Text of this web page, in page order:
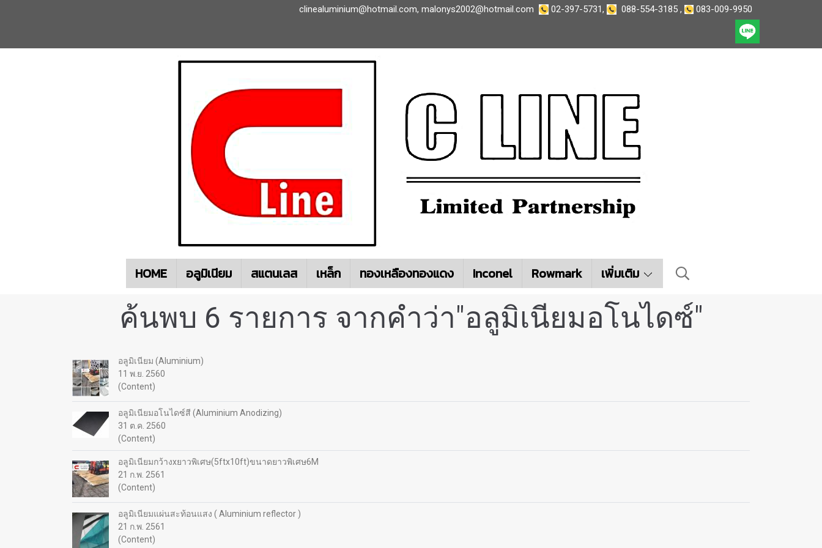
clinealuminium@hotmail.com, malonys2002@hotmail.com 02-397-5731, 088-554-3185 , 083-009-9950
HOME อลูมิเนียม สแตนเลส เหล็ก ทองเหลืองทองแดง Inconel Rowmark เพิ่มเติม
ค้นพบ 6 รายการ จากคำว่า"อลูมิเนียมอโนไดซ์"
อลูมิเนียม (Aluminium)
11 พ.ย. 2560
(Content)
อลูมิเนียมอโนไดซ์สี (Aluminium Anodizing)
31 ต.ค. 2560
(Content)
อลูมิเนียมกว้างxยาวพิเศษ(5ftx10ft)ขนาดยาวพิเศษ6M
21 ก.พ. 2561
(Content)
อลูมิเนียมแผ่นสะท้อนแสง ( Aluminium reflector )
21 ก.พ. 2561
(Content)